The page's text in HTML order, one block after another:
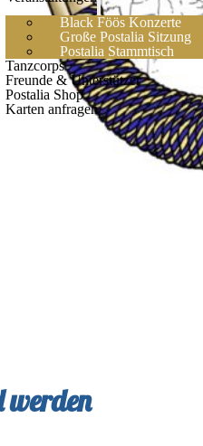
Black Föös Konzerte
Große Postalia Sitzung
Postalia Stammtisch
Tanzcorps
Freunde & Unterstützer
Postalia Shop
Karten anfragen